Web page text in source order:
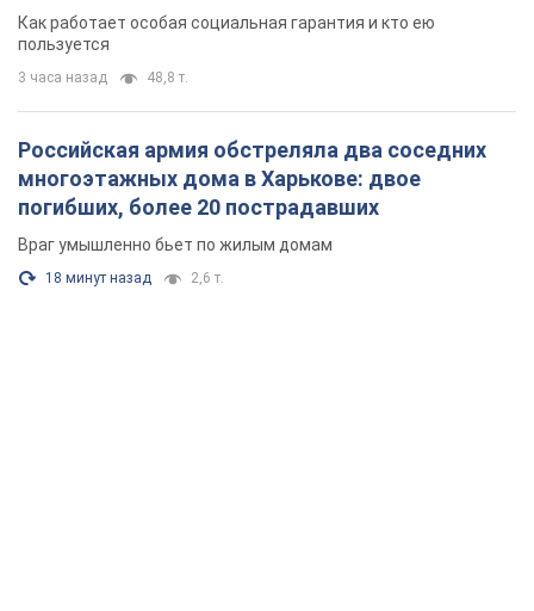
поселился
Как работает особая социальная гарантия и кто ею
пользуется
3 часа назад 48,8 т.
Российская армия обстреляла два соседних
многоэтажных дома в Харькове: двое
погибших, более 20 пострадавших
Враг умышленно бьет по жилым домам
18 минут назад 2,6 т.